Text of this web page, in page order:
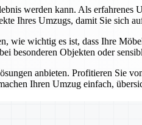
werden kann. Als erfahrenes
Ihres Umzugs, damit Sie sich
wie wichtig es ist, dass Ihre
besonderen Objekten oder
anbieten. Profitieren Sie
Ihren Umzug einfach,